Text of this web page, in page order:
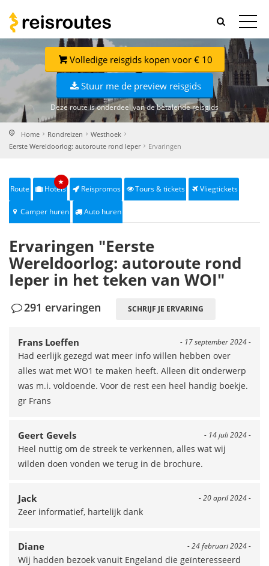
Volledige reisgids kopen voor € 10
Stuur me de preview reisgids
Deze route is onderdeel van de betalende reisgids
Home Rondreizen
Westhoek
Eerste Wereldoorlog: autoroute rond Ieper
Ervaringen
Route Hotels
★
Reispromos Tours & tickets Vliegtickets
Camper huren Auto huren
Ervaringen "Eerste
Wereldoorlog: autoroute rond
Ieper in het teken van WOI"
291 ervaringen SCHRIJF JE ERVARING
- 17 september 2024 -
Frans Loeffen
Had eerlijk gezegd wat meer info willen hebben over
alles wat met WO1 te maken heeft. Alleen dit onderwerp
was m.i. voldoende. Voor de rest een heel handig boekje.
gr Frans
- 14 juli 2024 -
Geert Gevels
Heel nuttig om de streek te verkennen, alles wat wij
wilden doen vonden we terug in de brochure.
- 20 april 2024 -
Jack
Zeer informatief, hartelijk dank
- 24 februari 2024 -
Diane
Wij hadden bezoek vanuit Engeland die geïnteresseerd